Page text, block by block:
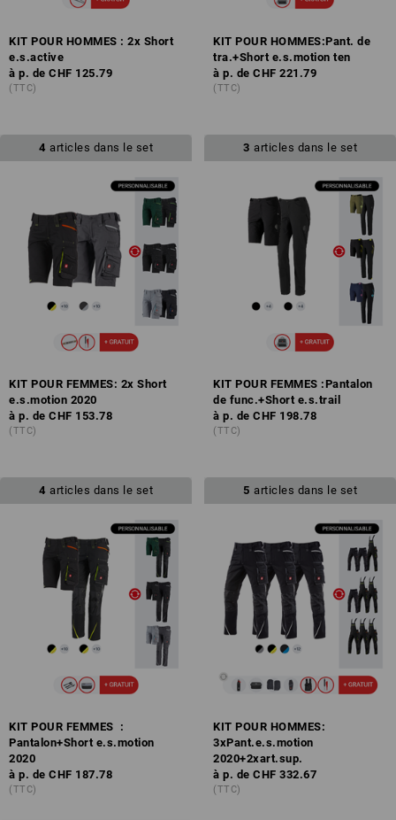
KIT POUR HOMMES : 2x Short
e.s.active
à p. de CHF 125.79
(TTC)
KIT POUR HOMMES:Pant. de
tra.+Short e.s.motion ten
à p. de CHF 221.79
(TTC)
4 articles dans le set
KIT POUR FEMMES: 2x Short
e.s.motion 2020
à p. de CHF 153.78
(TTC)
3 articles dans le set
KIT POUR FEMMES :Pantalon
de func.+Short e.s.trail
à p. de CHF 198.78
(TTC)
4 articles dans le set
KIT POUR FEMMES :
Pantalon+Short e.s.motion
2020
à p. de CHF 187.78
(TTC)
5 articles dans le set
KIT POUR HOMMES:
3xPant.e.s.motion
2020+2xart.sup.
à p. de CHF 332.67
(TTC)